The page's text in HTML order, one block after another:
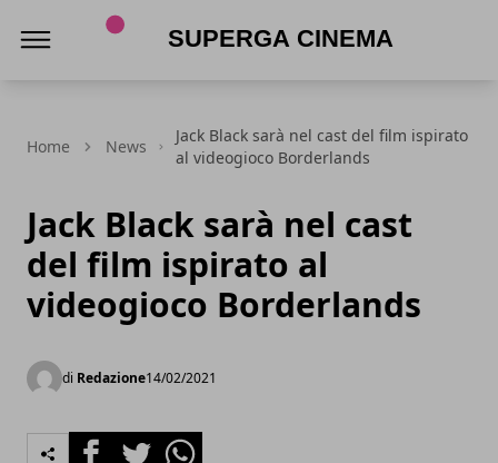
Home News
Jack Black sarà nel cast del film ispirato
al videogioco Borderlands
Jack Black sarà nel cast
del film ispirato al
videogioco Borderlands
di Redazione14/02/2021
FacebookTwitterWhatsapp